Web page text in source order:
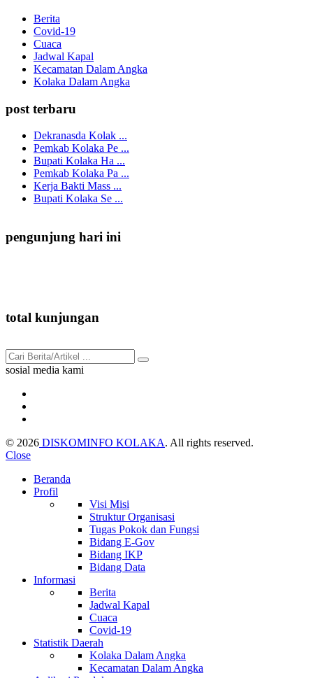
Berita
Covid-19
Cuaca
Jadwal Kapal
Kecamatan Dalam Angka
Kolaka Dalam Angka
post terbaru
Dekranasda Kolak ...
Pemkab Kolaka Pe ...
Bupati Kolaka Ha ...
Pemkab Kolaka Pa ...
Kerja Bakti Mass ...
Bupati Kolaka Se ...
pengunjung hari ini
total kunjungan
sosial media kami
© 2026 DISKOMINFO KOLAKA. All rights reserved.
Close
Beranda
Profil
Visi Misi
Struktur Organisasi
Tugas Pokok dan Fungsi
Bidang E-Gov
Bidang IKP
Bidang Data
Informasi
Berita
Jadwal Kapal
Cuaca
Covid-19
Statistik Daerah
Kolaka Dalam Angka
Kecamatan Dalam Angka